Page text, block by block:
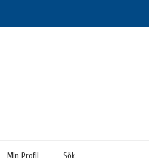
Min Profil Sök